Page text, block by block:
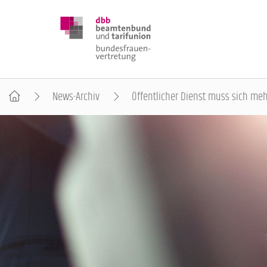
DBB FRAUEN
BUNDESTAGSWAHL 2025
POSITIONEN
SCHWERPUNKTTHEMEN
News-Archiv Öffentlicher Dienst muss sich